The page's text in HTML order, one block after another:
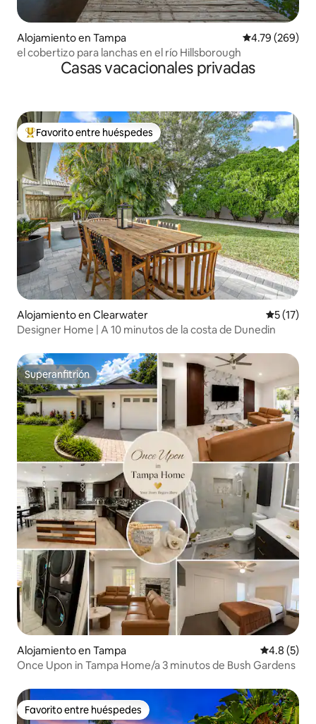
Alojamiento en Tampa Calificación
4.79 (269)
el cobertizo para lanchas en el río Hillsborough
Casas vacacionales privadas
Favorito entre huéspedes preferido
Favorito entre huéspedes
Alojamiento en Clearwater
5 (17)
Designer Home | A 10 minutos de la costa de Dunedin
Superanfitrión
Superanfitrión
Alojamiento en Tampa
4.8 (5)
Once Upon in Tampa Home/a 3 minutos de Bush Gardens
Favorito entre huéspedes
Favorito entre huéspedes